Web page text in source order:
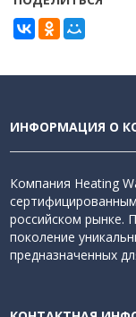
ИНФОРМАЦИЯ О
Компания Heating
российском рынке.
поколение
предназначенных